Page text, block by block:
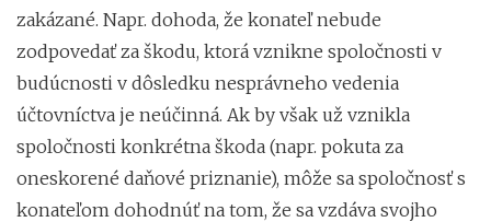
zakázané. Napr. dohoda, že konateľ nebude
zodpovedať za škodu, ktorá vznikne spoločnosti v
budúcnosti v dôsledku nesprávneho vedenia
účtovníctva je neúčinná. Ak by však už vznikla
spoločnosti konkrétna škoda (napr. pokuta za
oneskorené daňové priznanie), môže sa spoločnosť s
konateľom dohodnúť na tom, že sa vzdáva svojho